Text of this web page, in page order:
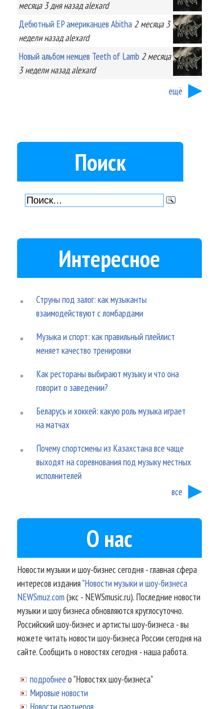
месяца 3 дняназад alexard
Дебютный EP американцев Abitha 2 месяца 3
неделиназад alexard
Новый альбом немцев Teeth of Lamb 2 месяца
3 неделиназад alexard
ещё
Поиск
Интересное
Струны под залог: как музыканты
взаимодействуют с ломбардами
Музыка и спорт: как правильный плейлист
меняет качество тренировки
Как рестораны выбирают музыку и что она
говорит о заведении?
Беларусь и хоккей: какую роль музыка играет
на матчах
Почему спортсмены из Казахстана все чаще
выходят на соревнования под музыку местных
исполнителей
все
О нас
Новости музыки и шоу-бизнес сегодня - главная сфера
интересов издания"Новости музыки и шоу-бизнеса
NEWSmuz.com(экс - NEWSmusic.ru). Последние новости
музыки и шоу бизнеса обновляются круглосуточно.
Российский шоу-бизнес и артисты шоу-бизнеса - вы
можете читать новости шоу-бизнеса России сегодня на
сайте. Сообщить о новостях сегодня - наша работа.
подробнее о "Новостях шоу-бизнеса"
Мировые новости
Новости партнеров